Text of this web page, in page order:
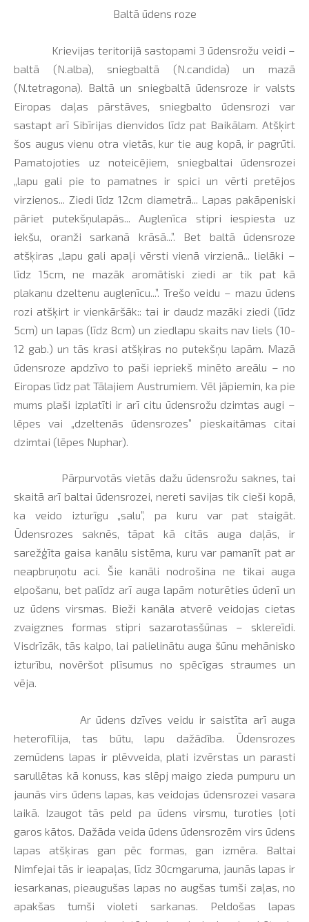
Baltā ūdens roze
Krievijas teritorijā sastopami 3 ūdensrožu veidi –
baltā (N.alba), sniegbaltā (N.candida) un mazā
(N.tetragona). Baltā un sniegbaltā ūdensroze ir valsts
Eiropas daļas pārstāves, sniegbalto ūdensrozi var
sastapt arī Sibīrijas dienvidos līdz pat Baikālam. Atšķirt
šos augus vienu otra vietās, kur tie aug kopā, ir pagrūti.
Pamatojoties uz noteicējiem, sniegbaltai ūdensrozei
„lapu gali pie to pamatnes ir spici un vērti pretējos
virzienos... Ziedi līdz 12cm diametrā... Lapas pakāpeniski
pāriet putekšņulapās... Auglenīca stipri iespiesta uz
iekšu, oranži sarkanā krāsā...”. Bet baltā ūdensroze
atšķiras „lapu gali apaļi vērsti vienā virzienā... lielāki –
līdz 15cm, ne mazāk aromātiski ziedi ar tik pat kā
plakanu dzeltenu auglenīcu...”. Trešo veidu – mazu ūdens
rozi atšķirt ir vienkāršāk:: tai ir daudz mazāki ziedi (līdz
5cm) un lapas (līdz 8cm) un ziedlapu skaits nav liels (10-
12 gab.) un tās krasi atšķiras no putekšņu lapām. Mazā
ūdensroze apdzīvo to paši iepriekš minēto areālu – no
Eiropas līdz pat Tālajiem Austrumiem. Vēl jāpiemin, ka pie
mums plaši izplatīti ir arī citu ūdensrožu dzimtas augi –
lēpes vai „dzeltenās ūdensrozes” pieskaitāmas citai
dzimtai (lēpes Nuphar).
Pārpurvotās vietās dažu ūdensrožu saknes, tai
skaitā arī baltai ūdensrozei, nereti savijas tik cieši kopā,
ka veido izturīgu „salu”, pa kuru var pat staigāt.
Ūdensrozes saknēs, tāpat kā citās auga daļās, ir
sarežģīta gaisa kanālu sistēma, kuru var pamanīt pat ar
neapbruņotu aci. Šie kanāli nodrošina ne tikai auga
elpošanu, bet palīdz arī auga lapām noturēties ūdenī un
uz ūdens virsmas. Bieži kanāla atverē veidojas cietas
zvaigznes formas stipri sazarotasšūnas – sklereīdi.
Visdrīzāk, tās kalpo, lai palielinātu auga šūnu mehānisko
izturību, novēršot plīsumus no spēcīgas straumes un
vēja.
Ar ūdens dzīves veidu ir saistīta arī auga
heterofīlija, tas būtu, lapu dažādība. Ūdensrozes
zemūdens lapas ir plēvveida, plati izvērstas un parasti
sarullētas kā konuss, kas slēpj maigo zieda pumpuru un
jaunās virs ūdens lapas, kas veidojas ūdensrozei vasara
laikā. Izaugot tās peld pa ūdens virsmu, turoties ļoti
garos kātos. Dažāda veida ūdens ūdensrozēm virs ūdens
lapas atšķiras gan pēc formas, gan izmēra. Baltai
Nimfejai tās ir ieapaļas, līdz 30cmgaruma, jaunās lapas ir
iesarkanas, pieaugušas lapas no augšas tumši zaļas, no
apakšas tumši violeti sarkanas. Peldošas lapas